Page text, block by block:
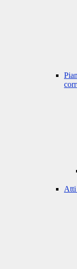
Atti